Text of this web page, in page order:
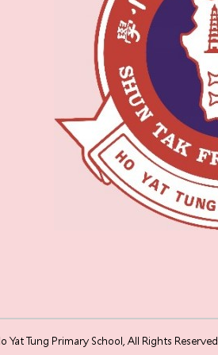
Yat Tung Primary School, All Rights Reserved